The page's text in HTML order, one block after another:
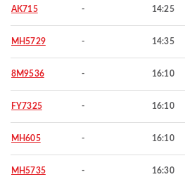
AK715 - 14:25
MH5729 - 14:35
8M9536 - 16:10
FY7325 - 16:10
MH605 - 16:10
MH5735 - 16:30